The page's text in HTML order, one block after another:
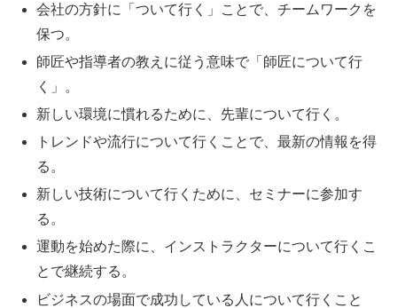
会社の方針に「ついて行く」ことで、チームワークを
保つ。
師匠や指導者の教えに従う意味で「師匠について行
く」。
新しい環境に慣れるために、先輩について行く。
トレンドや流行について行くことで、最新の情報を得
る。
新しい技術について行くために、セミナーに参加す
る。
運動を始めた際に、インストラクターについて行くこ
とで継続する。
ビジネスの場面で成功している人について行くこと